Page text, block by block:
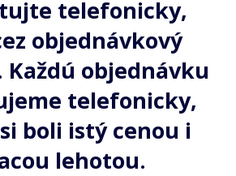
telefonicky,
objednávkový
objednávku
telefonicky,
boli istý cenou i
lehotou.